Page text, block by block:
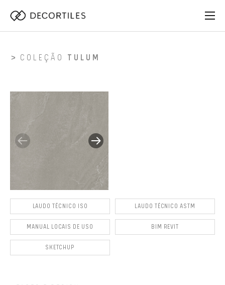
COLEÇÃO TULUM
LAUDO TÉCNICO ISO LAUDO TÉCNICO ASTM
MANUAL LOCAIS DE USO BIM REVIT
SKETCHUP